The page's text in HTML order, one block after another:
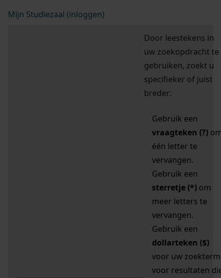
Mijn Studiezaal (inloggen)
Door leestekens in
uw zoekopdracht te
gebruiken, zoekt u
specifieker of juist
breder:
Gebruik een
vraagteken (?)
één letter te
vervangen.
Gebruik een
sterretje (*) om
meer letters te
vervangen.
Gebruik een
dollarteken ($)
voor uw zoekterm
voor resultaten